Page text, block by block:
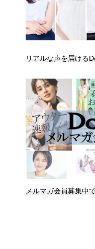
リアルな声を届ける
メルマガ会員募集中